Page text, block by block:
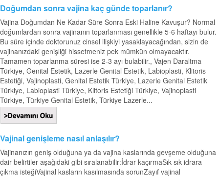
Doğumdan sonra vajina kaç günde toparlanır?
Vajina Doğumdan Ne Kadar Süre Sonra Eski Haline Kavuşur? Normal
doğumlardan sonra vajinanın toparlanması genellikle 5-6 haftayı bulur.
Bu süre içinde doktorunuz cinsel ilişkiyi yasaklayacağından, sizin de
vajinanızdaki genişliği hissetmeniz pek mümkün olmayacaktır.
Tamamen toparlanma süresi ise 2-3 ayı bulabilir., Vajen Daraltma
Türkiye, Genital Estetik, Lazerle Genital Estetik, Labioplasti, Klitoris
Estetiği, Vajinoplasti, Genital Estetik Türkiye, Lazerle Genital Estetik
Türkiye, Labioplasti Türkiye, Klitoris Estetiği Türkiye, Vajinoplasti
Türkiye, Türkiye Genital Estetik, Türkiye Lazerle...
Vajinal genişleme nasıl anlaşılır?
Vajinanızın geniş olduğuna ya da vajina kaslarında gevşeme olduğuna
dair belirtiler aşağıdaki gibi sıralanabilir:İdrar kaçırmaSık sık idrara
çıkma isteğiVajinal kasların kasılmasında sorunZayıf vajinal